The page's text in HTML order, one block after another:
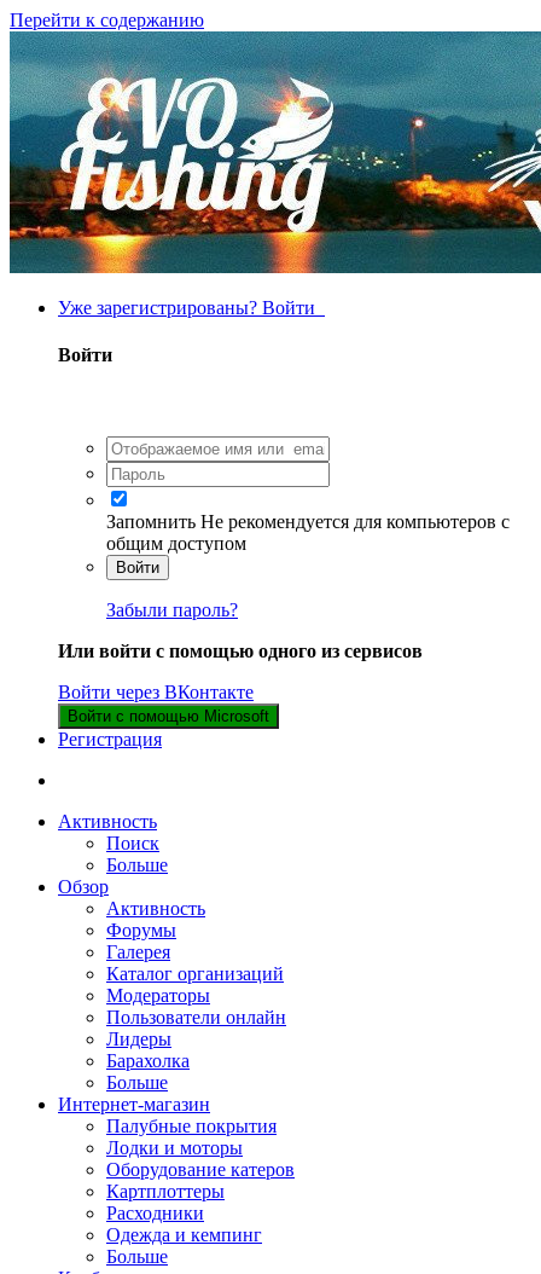
Перейти к содержанию
Уже зарегистрированы? Войти
Войти
Запомнить Не рекомендуется для компьютеров с
общим доступом
Войти
Забыли пароль?
Или войти с помощью одного из сервисов
Войти через ВКонтакте
Войти с помощью Microsoft
Регистрация
Активность
Поиск
Больше
Обзор
Активность
Форумы
Галерея
Каталог организаций
Модераторы
Пользователи онлайн
Лидеры
Барахолка
Больше
Интернет-магазин
Палубные покрытия
Лодки и моторы
Оборудование катеров
Картплоттеры
Расходники
Одежда и кемпинг
Больше